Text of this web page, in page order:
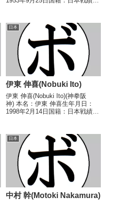
タム級優勝(アマチュア)1975年度
全日本選手...
日本
伊東 伸喜(Nobuki Ito)
伊東 伸喜(Nobuki Ito)(神拳阪
神) 本名：伊東 伸喜生年月日：
1998年2月14日国籍：日本戦績：
判定 (38-38、38-38、38-38) シ
ュガー...
日本
中村 幹(Motoki Nakamura)